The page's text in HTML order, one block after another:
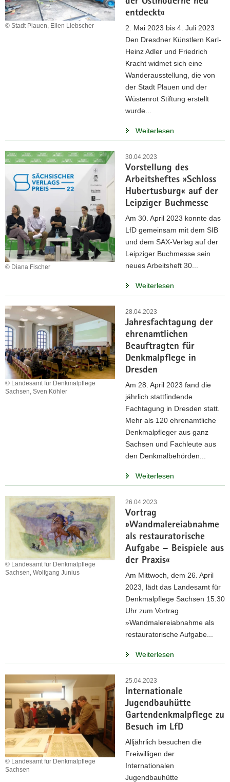
entdeckt«
© Stadt Plauen, Ellen Liebscher
2. Mai 2023 bis 4. Juli 2023
Den Dresdner Künstlern Karl-
Heinz Adler und Friedrich
Kracht widmet sich eine
Wanderausstellung, die von
der Stadt Plauen und der
Wüstenrot Stiftung erstellt
wurde...
Weiterlesen
30.04.2023
Vorstellung des
Arbeitsheftes »Schloss
Hubertusburg« auf der
Leipziger Buchmesse
© Diana Fischer
Am 30. April 2023 konnte das
LfD gemeinsam mit dem SIB
und dem SAX-Verlag auf der
Leipziger Buchmesse sein
neues Arbeitsheft 30...
Weiterlesen
28.04.2023
Jahresfachtagung der
ehrenamtlichen
Beauftragten für
Denkmalpflege in
Dresden
© Landesamt für Denkmalpflege
Sachsen, Sven Köhler
Am 28. April 2023 fand die
jährlich stattfindende
Fachtagung in Dresden statt.
Mehr als 120 ehrenamtliche
Denkmalpfleger aus ganz
Sachsen und Fachleute aus
den Denkmalbehörden...
Weiterlesen
26.04.2023
Vortrag
»Wandmalereiabnahme
als restauratorische
Aufgabe – Beispiele aus
der Praxis«
© Landesamt für Denkmalpflege
Sachsen, Wolfgang Junius
Am Mittwoch, dem 26. April
2023, lädt das Landesamt für
Denkmalpflege Sachsen 15.30
Uhr zum Vortrag
»Wandmalereiabnahme als
restauratorische Aufgabe...
Weiterlesen
25.04.2023
Internationale
Jugendbauhütte
Gartendenkmalpflege zu
Besuch im LfD
© Landesamt für Denkmalpflege
Sachsen
Alljährlich besuchen die
Freiwilligen der
Internationalen
Jugendbauhütte